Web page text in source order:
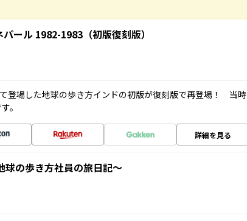
ール 1982-1983（初版復刻版）
登場した地球の歩き方インドの初版が復刻版で再登場！ 当時
。
詳細を見る
球の歩き方社員の旅日記～